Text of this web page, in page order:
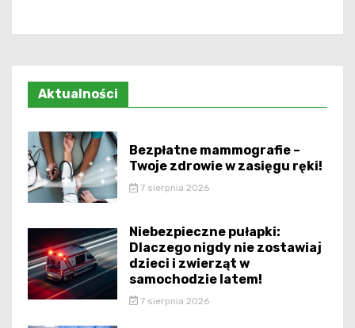
Aktualności
Bezpłatne mammografie –
Twoje zdrowie w zasięgu ręki!
7 sierpnia 2026
Niebezpieczne pułapki:
Dlaczego nigdy nie zostawiaj
dzieci i zwierząt w
samochodzie latem!
7 sierpnia 2026